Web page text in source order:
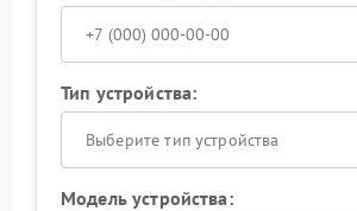
Тип устройства:
Выберите тип устройства
Модель устройства: